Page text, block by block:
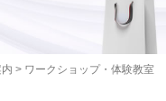
> ワークショップ・体験教室